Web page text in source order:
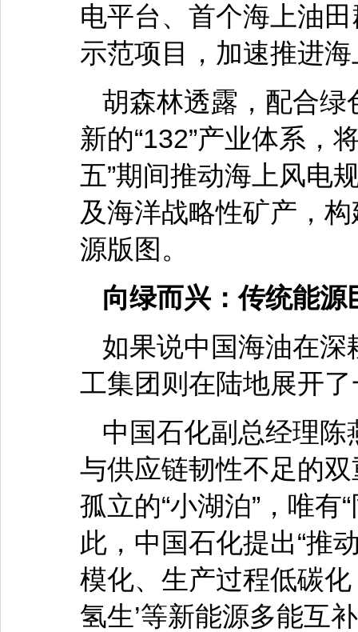
电平台、首个海上油
示范项目，加速推进
胡森林透露，配合
新的“132”产业体系，
五”期间推动海上风电
及海洋战略性矿产，
源版图。
向绿而兴：传统能源
如果说中国海油在深
工集团则在陆地展开
中国石化副总经理
与供应链韧性不足的
孤立的“小湖泊”，唯有
此，中国石化提出“推
模化、生产过程低碳
氢生’等新能源多能互